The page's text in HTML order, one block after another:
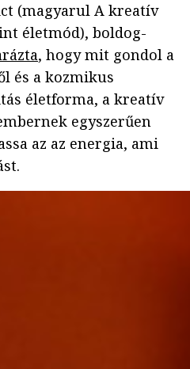
(magyarul A kreatív
életmód), boldog-
, hogy mit gondol a
és a kozmikus
életforma, a kreatív
egyszerűen
az az energia, ami